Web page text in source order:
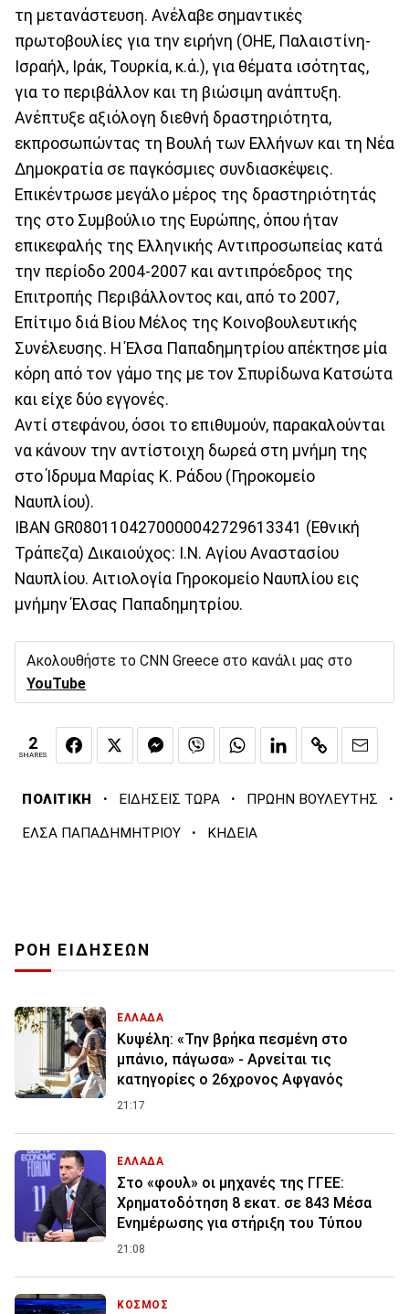
τη μετανάστευση. Ανέλαβε σημαντικές
πρωτοβουλίες για την ειρήνη (ΟΗΕ, Παλαιστίνη-
Ισραήλ, Ιράκ, Τουρκία, κ.ά.), για θέματα ισότητας,
για το περιβάλλον και τη βιώσιμη ανάπτυξη.
Ανέπτυξε αξιόλογη διεθνή δραστηριότητα,
εκπροσωπώντας τη Βουλή των Ελλήνων και τη Νέα
Δημοκρατία σε παγκόσμιες συνδιασκέψεις.
Επικέντρωσε μεγάλο μέρος της δραστηριότητάς
της στο Συμβούλιο της Ευρώπης, όπου ήταν
επικεφαλής της Ελληνικής Αντιπροσωπείας κατά
την περίοδο 2004-2007 και αντιπρόεδρος της
Επιτροπής Περιβάλλοντος και, από το 2007,
Επίτιμο διά Βίου Μέλος της Κοινοβουλευτικής
Συνέλευσης. Η Έλσα Παπαδημητρίου απέκτησε μία
κόρη από τον γάμο της με τον Σπυρίδωνα Κατσώτα
και είχε δύο εγγονές.
Αντί στεφάνου, όσοι το επιθυμούν, παρακαλούνται
να κάνουν την αντίστοιχη δωρεά στη μνήμη της
στο Ίδρυμα Μαρίας Κ. Ράδου (Γηροκομείο
Ναυπλίου).
ΙΒΑΝ GR0801104270000042729613341 (Εθνική
Τράπεζα) Δικαιούχος: Ι.Ν. Αγίου Αναστασίου
Ναυπλίου. Αιτιολογία Γηροκομείο Ναυπλίου εις
μνήμην Έλσας Παπαδημητρίου.
Ακολουθήστε το CNN Greece στο κανάλι μας στο
YouTube
2
SHARES
ΠΟΛΙΤΙΚΗ · ΕΙΔΗΣΕΙΣ ΤΩΡΑ · ΠΡΩΗΝ ΒΟΥΛΕΥΤΗΣ ·
ΕΛΣΑ ΠΑΠΑΔΗΜΗΤΡΙΟΥ · ΚΗΔΕΙΑ
ΡΟΗ ΕΙΔΗΣΕΩΝ
ΕΛΛΑΔΑ
Κυψέλη: «Την βρήκα πεσμένη στο
μπάνιο, πάγωσα» - Αρνείται τις
κατηγορίες ο 26χρονος Αφγανός
21:17
ΕΛΛΑΔΑ
Στο «φουλ» οι μηχανές της ΓΓΕΕ:
Χρηματοδότηση 8 εκατ. σε 843 Μέσα
Ενημέρωσης για στήριξη του Τύπου
21:08
ΚΟΣΜΟΣ